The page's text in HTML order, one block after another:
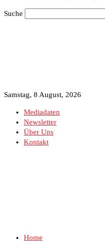
Suche
Samstag, 8 August, 2026
Mediadaten
Newsletter
Über Uns
Kontakt
Home